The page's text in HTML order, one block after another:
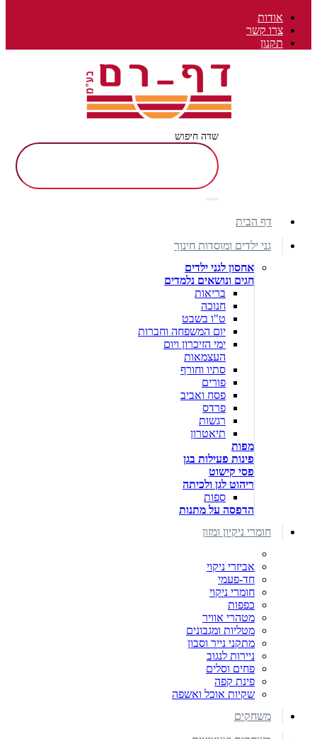
אודות
צרו קשר
תקנון
שדה חיפוש
דף הבית
גני ילדים ומוסדות חינוך
אחסון לגני ילדים
חגים ונושאים נלמדים
בריאות
חנוכה
ט"ו בשבט
יום המשפחה וחברות
ימי הזיכרון ויום
העצמאות
סתיו וחורף
פורים
פסח ואביב
פרדס
רגשות
תיאטרון
מפות
פינות פעילות בגן
פסי קישוט
ריהוט לגן ולכיתה
ספות
הדפסה על מתנות
חומרי ניקיון ומזון
אביזרי ניקוי
חד-פעמי
חומרי ניקוי
כפפות
מטהרי אוויר
מטליות ומגבונים
מתקני נייר וסבון
ניירות לנגוב
פחים וסלים
פינת קפה
שקיות אוכל ואשפה
משחקים